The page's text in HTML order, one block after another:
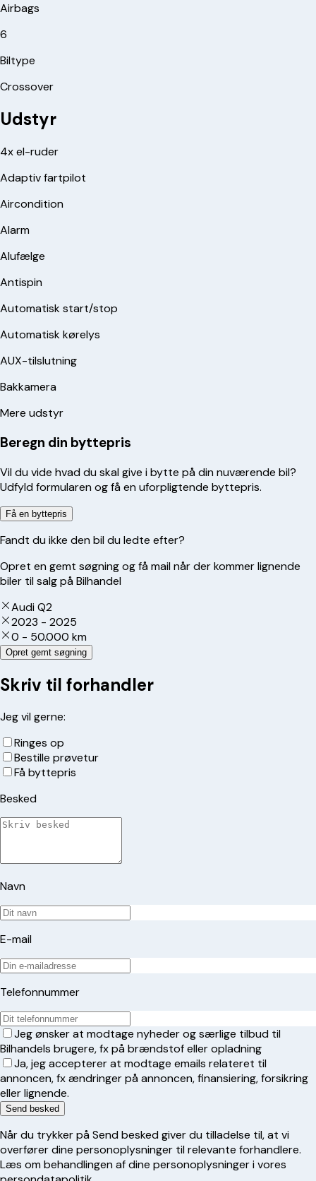
Airbags
6
Biltype
Crossover
Udstyr
4x el-ruder
Adaptiv fartpilot
Aircondition
Alarm
Alufælge
Antispin
Automatisk start/stop
Automatisk kørelys
AUX-tilslutning
Bakkamera
Mere udstyr
Beregn din byttepris
Vil du vide hvad du skal give i bytte på din nuværende bil?
Udfyld formularen og få en uforpligtende byttepris.
Få en byttepris
Fandt du ikke den bil du ledte efter?
Opret en gemt søgning og få mail når der kommer lignende
biler til salg på Bilhandel
Audi Q2
2023 - 2025
0 - 50.000 km
Opret gemt søgning
Skriv til forhandler
Jeg vil gerne:
Ringes op
Bestille prøvetur
Få byttepris
Besked
Navn
E-mail
Telefonnummer
Jeg ønsker at modtage nyheder og særlige tilbud til
Bilhandels brugere, fx på brændstof eller opladning
Ja, jeg accepterer at modtage emails relateret til
annoncen, fx ændringer på annoncen, finansiering, forsikring
eller lignende.
Send besked
Når du trykker på Send besked giver du tilladelse til, at vi
overfører dine personoplysninger til relevante forhandlere.
Læs om behandlingen af dine personoplysninger i vores